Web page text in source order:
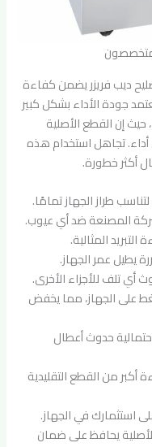
ديب فريزر يضمن كفاءة
جودة الأداء بشكل كبير
إن القطع الأصلية
تجاهل استخدام هذه
أكثر خطورة.
طراز الجهاز تمامًا.
المصنعة ضد أي عيوب.
المثالية.
يطيل عمر الجهاز.
أي تلف للأجزاء الأخرى.
على الجهاز، مما يخفض
حدوث أعطال
أكبر من القطع التقليدية
استثمارك في الجهاز.
يحافظ على ضمان